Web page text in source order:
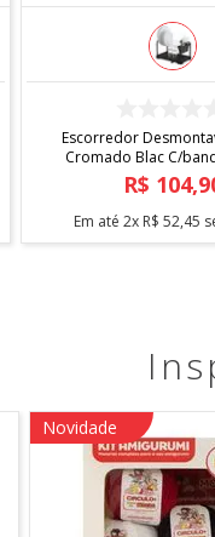
Tapete Elysia 1,00
R$ 219,
Em até 5x R$ 43,98
Novidade